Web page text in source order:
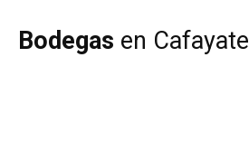
Bodegas en Cafayate